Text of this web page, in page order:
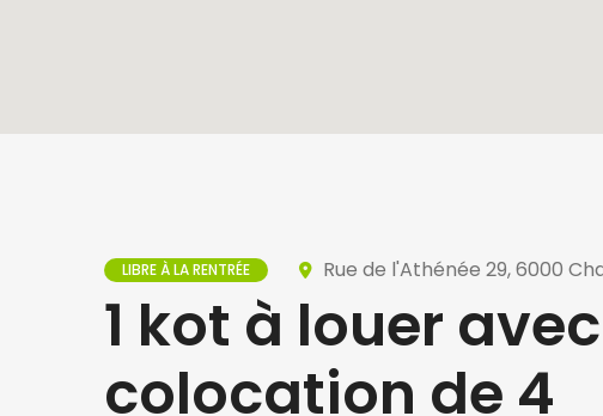
LIBRE À LA RENTRÉE Rue de l'Athénée 29, 6000
1 kot à louer
colocation de 4